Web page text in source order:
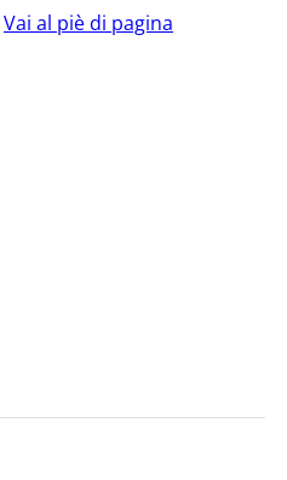
Vai al piè di pagina